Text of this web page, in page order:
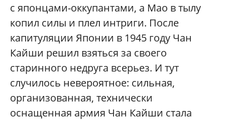
с японцами-оккупантами, а Мао в тылу
копил силы и плел интриги. После
капитуляции Японии в 1945 году Чан
Кайши решил взяться за своего
старинного недруга всерьез. И тут
случилось невероятное: сильная,
организованная, технически
оснащенная армия Чан Кайши стала